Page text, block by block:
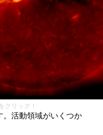
クリック！
。活動領域がいくつか